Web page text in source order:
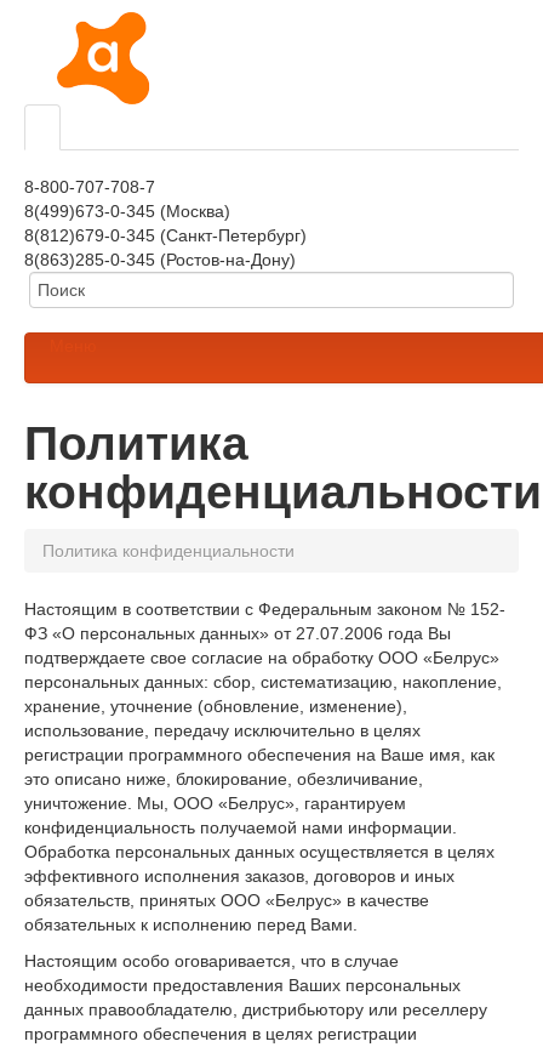
8-800-707-708-7
8(499)673-0-345 (Москва)
8(812)679-0-345 (Санкт-Петербург)
8(863)285-0-345 (Ростов-на-Дону)
Политика
конфиденциальности
Политика конфиденциальности
Настоящим в соответствии с Федеральным законом № 152-
ФЗ «О персональных данных» от 27.07.2006 года Вы
подтверждаете свое согласие на обработку ООО «Белрус»
персональных данных: сбор, систематизацию, накопление,
хранение, уточнение (обновление, изменение),
использование, передачу исключительно в целях
регистрации программного обеспечения на Ваше имя, как
это описано ниже, блокирование, обезличивание,
уничтожение. Мы, ООО «Белрус», гарантируем
конфиденциальность получаемой нами информации.
Обработка персональных данных осуществляется в целях
эффективного исполнения заказов, договоров и иных
обязательств, принятых ООО «Белрус» в качестве
обязательных к исполнению перед Вами.
Настоящим особо оговаривается, что в случае
необходимости предоставления Ваших персональных
данных правообладателю, дистрибьютору или реселлеру
программного обеспечения в целях регистрации